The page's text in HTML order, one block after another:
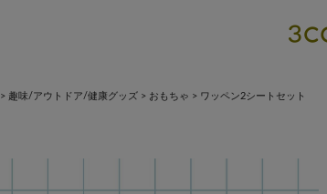
> 趣味/アウトドア/健康グッズ > おもちゃ > ワッペン2シートセット